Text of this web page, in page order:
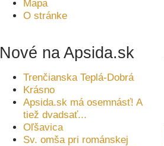
Mapa
O stránke
Nové na Apsida.sk
Trenčianska Teplá-Dobrá
Krásno
Apsida.sk má osemnásť! A
tiež dvadsať...
Oľšavica
Sv. omša pri románskej